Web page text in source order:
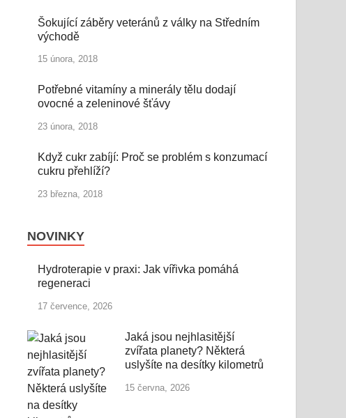
Šokující záběry veteránů z války na Středním
východě
15 února, 2018
Potřebné vitamíny a minerály tělu dodají
ovocné a zeleninové šťávy
23 února, 2018
Když cukr zabíjí: Proč se problém s konzumací
cukru přehlíží?
23 března, 2018
NOVINKY
Hydroterapie v praxi: Jak vířivka pomáhá
regeneraci
17 července, 2026
Jaká jsou nejhlasitější
zvířata planety? Některá
uslyšíte na desítky kilometrů
15 června, 2026